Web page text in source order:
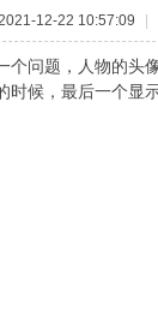
12-22 10:57:09
个问题，人物的头
时候，最后一个显